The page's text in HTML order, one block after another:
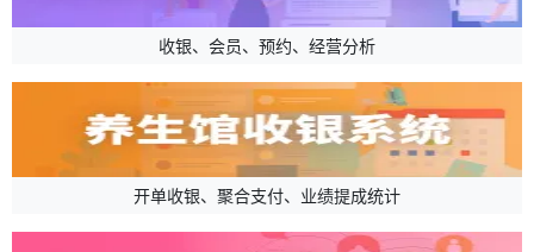
收银、会员、预约、经营分析
开单收银、聚合支付、业绩提成统计